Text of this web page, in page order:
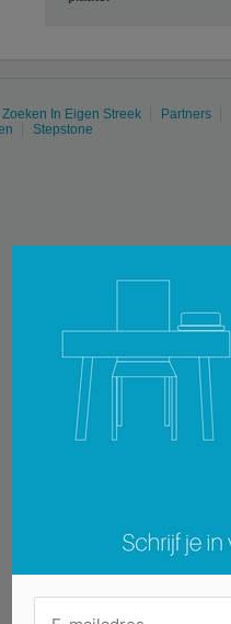
In Eigen Streek
Partners
Stepstone